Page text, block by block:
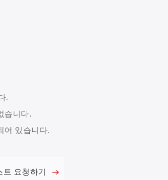
.
습니다.
어 있습니다.
트 요청하기